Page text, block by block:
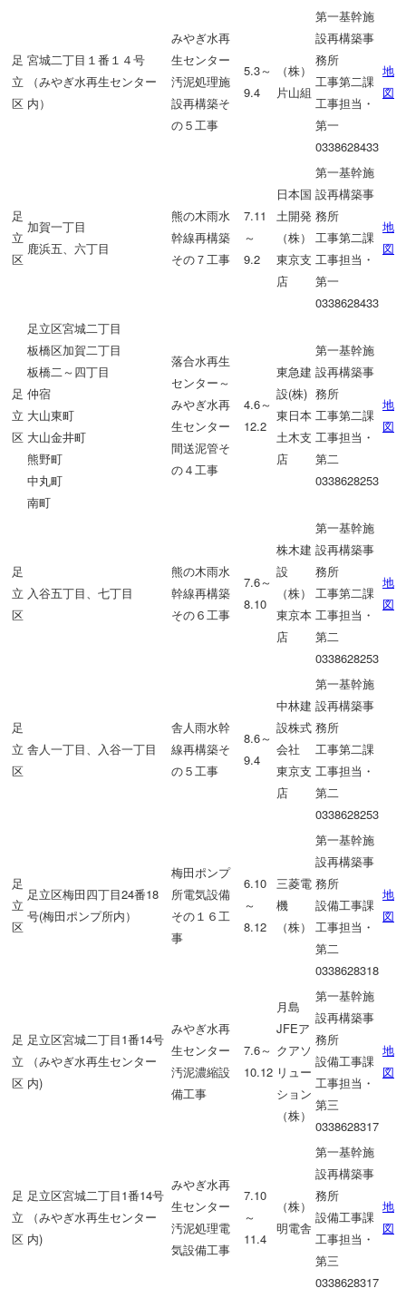
足
立
区
宮城二丁目１番１４号
（みやぎ水再生センター
内）
みやぎ水再
生センター
汚泥処理施
設再構築そ
の５工事
5.3～
9.4
（株）
片山組
第一基幹施
設再構築事
務所
工事第二課
工事担当・
第一
0338628433
地
図
足
立
区
加賀一丁目
鹿浜五、六丁目
熊の木雨水
幹線再構築
その７工事
7.11
～
9.2
日本国
土開発
（株）
東京支
店
第一基幹施
設再構築事
務所
工事第二課
工事担当・
第一
0338628433
地
図
足
立
区
足立区宮城二丁目
板橋区加賀二丁目
板橋二～四丁目
仲宿
大山東町
大山金井町
熊野町
中丸町
南町
落合水再生
センター～
みやぎ水再
生センター
間送泥管そ
の４工事
4.6～
12.2
東急建
設(株)
東日本
土木支
店
第一基幹施
設再構築事
務所
工事第二課
工事担当・
第二
0338628253
地
図
足
立
区
入谷五丁目、七丁目
熊の木雨水
幹線再構築
その６工事
7.6～
8.10
株木建
設
（株）
東京本
店
第一基幹施
設再構築事
務所
工事第二課
工事担当・
第二
0338628253
地
図
足
立
区
舎人一丁目、入谷一丁目
舎人雨水幹
線再構築そ
の５工事
8.6～
9.4
中林建
設株式
会社
東京支
店
第一基幹施
設再構築事
務所
工事第二課
工事担当・
第二
0338628253
足
立
区
足立区梅田四丁目24番18
号(梅田ポンプ所内）
梅田ポンプ
所電気設備
その１６工
事
6.10
～
8.12
三菱電
機
（株）
第一基幹施
設再構築事
務所
設備工事課
工事担当・
第二
0338628318
地
図
足
立
区
足立区宮城二丁目1番14号
（みやぎ水再生センター
内)
みやぎ水再
生センター
汚泥濃縮設
備工事
7.6～
10.12
月島
JFEア
クアソ
リュー
ション
（株）
第一基幹施
設再構築事
務所
設備工事課
工事担当・
第三
0338628317
地
図
足
立
区
足立区宮城二丁目1番14号
（みやぎ水再生センター
内)
みやぎ水再
生センター
汚泥処理電
気設備工事
7.10
～
11.4
（株）
明電舎
第一基幹施
設再構築事
務所
設備工事課
工事担当・
第三
0338628317
地
図